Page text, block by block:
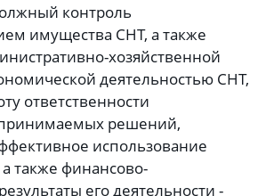
контроль
имущества CНT, а также
хозяйственной
деятельностью СНТ,
ответственности
принимаемых решений,
использование
также финансово-
его деятельности -